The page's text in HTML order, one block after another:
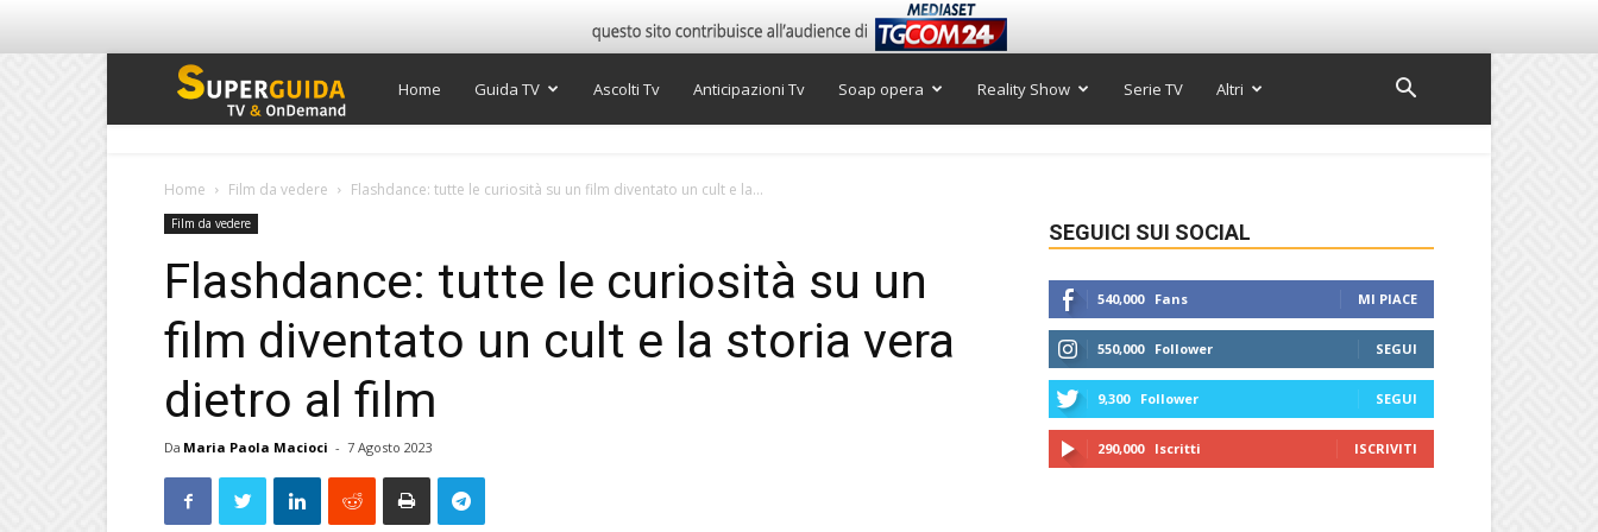
Super
Home Guida TV Ascolti Tv Anticipazioni Tv Soap opera Reality Show Serie TV Altri
Home Film da vedere Flashdance: tutte le curiosità su un film diventato un cult e la...
Film da vedere
Flashdance: tutte le curiosità su un
film diventato un cult e la storia vera
dietro al film
Da Maria Paola Macioci - 7 Agosto 2023
SEGUICI SUI SOCIAL
540,000 Fans MI PIACE
550,000 Follower SEGUI
9,300 Follower SEGUI
290,000 Iscritti ISCRIVITI